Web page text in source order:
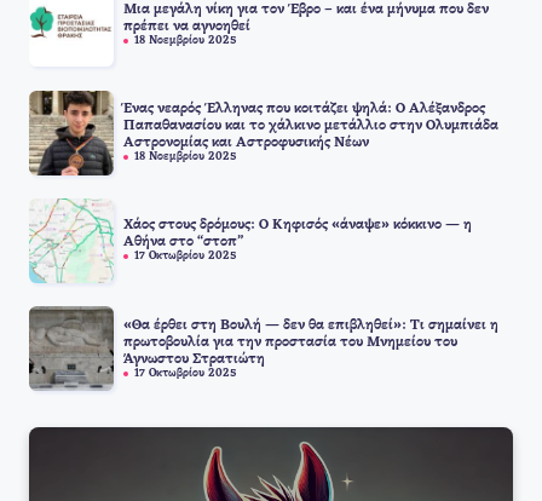
Μια μεγάλη νίκη για τον Έβρο – και ένα μήνυμα που δεν
πρέπει να αγνοηθεί
18 Νοεμβρίου 2025
Ένας νεαρός Έλληνας που κοιτάζει ψηλά: Ο Αλέξανδρος
Παπαθανασίου και το χάλκινο μετάλλιο στην Ολυμπιάδα
Αστρονομίας και Αστροφυσικής Νέων
18 Νοεμβρίου 2025
Χάος στους δρόμους: Ο Κηφισός «άναψε» κόκκινο — η
Αθήνα στο “στοπ”
17 Οκτωβρίου 2025
«Θα έρθει στη Βουλή — δεν θα επιβληθεί»: Τι σημαίνει η
πρωτοβουλία για την προστασία του Μνημείου του
Άγνωστου Στρατιώτη
17 Οκτωβρίου 2025